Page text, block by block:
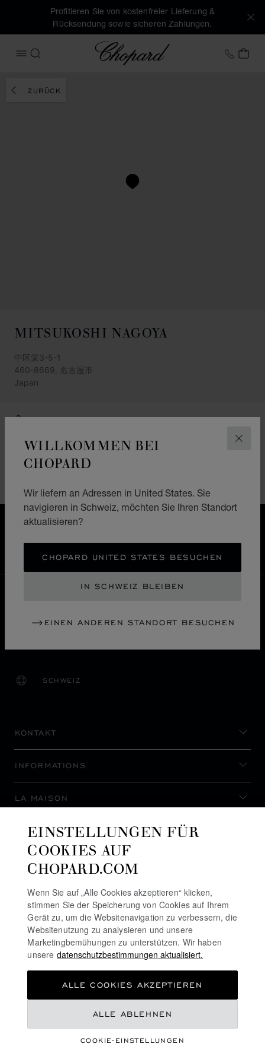
WILLKOMMEN BEI
CHOPARD
Wir liefern an Adressen in United States. Sie
navigieren in Schweiz, möchten Sie Ihren Standort
aktualisieren?
CHOPARD UNITED STATES BESUCHEN
IN SCHWEIZ BLEIBEN
EINEN ANDEREN STANDORT BESUCHEN
Profitieren Sie von kostenfreier Lieferung &
Rücksendung sowie sicheren Zahlungen.
MENÜ ÖFFNEN
SUCHEN
Chopard +41
ZURÜCK
MITSUKOSHI NAGOYA
中区栄3-5-1
460-8669, 名古屋市
Japan
+81 (52) 252 1111
ANFAHRTSBESCHREIBUNG
KATEGORIEN
KOSTENLOSER VERSAND & LIEFERGEBIET
UMTAUSCH
SCHWEIZ
LOKALISIERUNG (LAND ÄNDERN)
LAND ÄNDERN
KONTAKT
INFORMATIONS
LA MAISON
AUF DEM LAUFENDEN BLEIBEN
NEWSLETTER ABONNIEREN
COOKIE-RICHTLINIE
EINSTELLUNGEN FÜR
COOKIES AUF
CHOPARD.COM
Wenn Sie auf „Alle Cookies akzeptieren“ klicken,
stimmen Sie der Speicherung von Cookies auf Ihrem
Gerät zu, um die Websitenavigation zu verbessern, die
Websitenutzung zu analysieren und unsere
Marketingbemühungen zu unterstützen. Wir haben
unsere datenschutzbestimmungen aktualisiert.
COOKIE-EINSTELLUNGEN
ALLE ABLEHNEN
ALLE COOKIES AKZEPTIEREN